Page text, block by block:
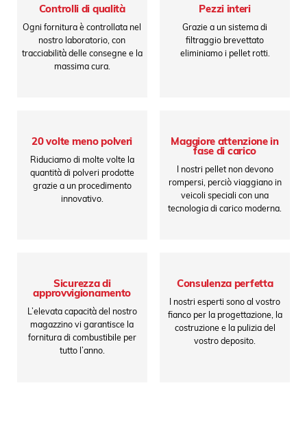
Controlli di qualità
Ogni fornitura è controllata nel
nostro laboratorio, con
tracciabilità delle consegne e la
massima cura.
Pezzi interi
Grazie a un sistema di
filtraggio brevettato
eliminiamo i pellet rotti.
20 volte meno polveri
Riduciamo di molte volte la
quantità di polveri prodotte
grazie a un procedimento
innovativo.
Maggiore attenzione in
fase di carico
I nostri pellet non devono
rompersi, perciò viaggiano in
veicoli speciali con una
tecnologia di carico moderna.
Sicurezza di
approvvigionamento
L’elevata capacità del nostro
magazzino vi garantisce la
fornitura di combustibile per
tutto l’anno.
Consulenza perfetta
I nostri esperti sono al vostro
fianco per la progettazione, la
costruzione e la pulizia del
vostro deposito.